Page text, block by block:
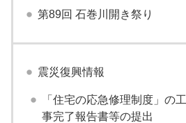
第89回 石巻川開き祭り
震災復興情報
「住宅の応急修理制度」の工
事完了報告書等の提出